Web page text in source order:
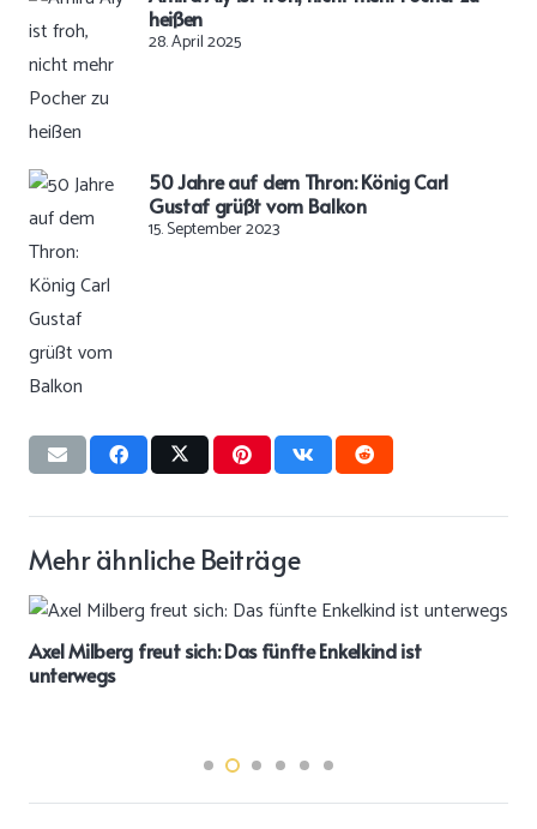
heißen
28. April 2025
50 Jahre auf dem Thron: König Carl
Gustaf grüßt vom Balkon
15. September 2023
Mehr ähnliche Beiträge
Axel Milberg freut sich: Das fünfte Enkelkind ist
unterwegs